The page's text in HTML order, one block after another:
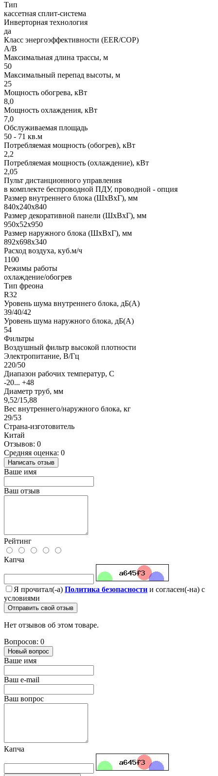
Тип
кассетная сплит-система
Инверторная технология
да
Класс энергоэффективности (EER/COP)
A/B
Максимальная длина трассы, м
50
Максимальный перепад высоты, м
25
Мощность обогрева, кВт
8,0
Мощность охлаждения, кВт
7,0
Обслуживаемая площадь
50 - 71 кв.м
Потребляемая мощность (обогрев), кВт
2,2
Потребляемая мощность (охлаждение), кВт
2,05
Пульт дистанционного управления
в комплекте беспроводной ПДУ, проводной - опция
Размер внутреннего блока (ШхВхГ), мм
840x240x840
Размер декоративной панели (ШхВхГ), мм
950x52x950
Размер наружного блока (ШхВхГ), мм
892x698x340
Расход воздуха, куб.м/ч
1100
Режимы работы
охлаждение/обогрев
Тип фреона
R32
Уровень шума внутреннего блока, дБ(А)
39/40/42
Уровень шума наружного блока, дБ(А)
54
Фильтры
Воздушный фильтр высокой плотности
Электропитание, В/Гц
220/50
Диапазон рабочих температур, С
-20... +48
Диаметр труб, мм
9,52/15,88
Вес внутреннего/наружного блока, кг
29/53
Страна-изготовитель
Китай
Отзывов: 0
Средняя оценка: 0
Написать отзыв
Ваше имя
Ваш отзыв
Рейтинг
Капча
Я прочитал(-а) Политика безопасности и согласен(-на) с
условиями
Отправить свой отзыв
Нет отзывов об этом товаре.
Вопросов: 0
Новый вопрос
Ваше имя
Ваш e-mail
Ваш вопрос
Капча